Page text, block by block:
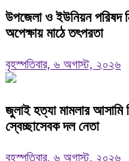
উপজেলা ও ইউনিয়ন পরিষদ
অপেক্ষায় মাঠে তৎপরতা
বৃহস্পতিবার, ৬ অগাস্ট, ২০২৬
জুলাই হত্যা মামলার
স্বেচ্ছাসেবক দল নেতা
বৃহস্পতিবার, ৬ অগাস্ট, ২০২৬